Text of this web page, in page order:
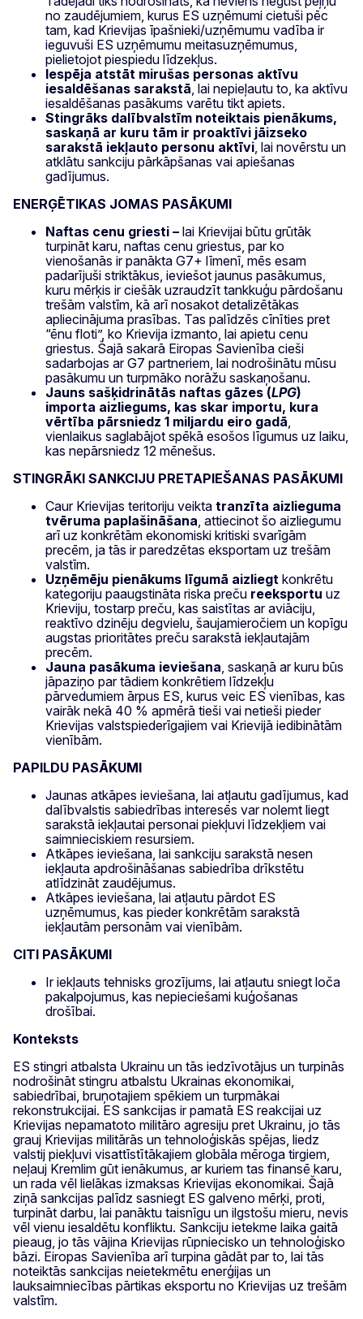
no zaudējumiem, kurus ES uzņēmumi cietuši pēc
tam, kad Krievijas īpašnieki/uzņēmumu vadība ir
ieguvuši ES uzņēmumu meitasuzņēmumus,
pielietojot piespiedu līdzekļus.
Iespēja atstāt mirušas personas aktīvu
iesaldēšanas sarakstā, lai nepieļautu to, ka aktīvu
iesaldēšanas pasākums varētu tikt apiets.
Stingrāks dalībvalstīm noteiktais pienākums,
saskaņā ar kuru tām ir proaktīvi jāizseko
sarakstā iekļauto personu aktīvi, lai novērstu un
atklātu sankciju pārkāpšanas vai apiešanas
gadījumus.
ENERĢĒTIKAS JOMAS PASĀKUMI
Naftas cenu griesti – lai Krievijai būtu grūtāk
turpināt karu, naftas cenu griestus, par ko
vienošanās ir panākta G7+ līmenī, mēs esam
padarījuši striktākus, ieviešot jaunus pasākumus,
kuru mērķis ir ciešāk uzraudzīt tankkuģu pārdošanu
trešām valstīm, kā arī nosakot detalizētākas
apliecinājuma prasības. Tas palīdzēs cīnīties pret
“ēnu floti”, ko Krievija izmanto, lai apietu cenu
griestus. Šajā sakarā Eiropas Savienība cieši
sadarbojas ar G7 partneriem, lai nodrošinātu mūsu
pasākumu un turpmāko norāžu saskaņošanu.
Jauns sašķidrinātās naftas gāzes (LPG)
importa aizliegums, kas skar importu, kura
vērtība pārsniedz 1 miljardu eiro gadā,
vienlaikus saglabājot spēkā esošos līgumus uz laiku,
kas nepārsniedz 12 mēnešus.
STINGRĀKI SANKCIJU PRETAPIEŠANAS PASĀKUMI
Caur Krievijas teritoriju veikta tranzīta aizlieguma
tvēruma paplašināšana, attiecinot šo aizliegumu
arī uz konkrētām ekonomiski kritiski svarīgām
precēm, ja tās ir paredzētas eksportam uz trešām
valstīm.
Uzņēmēju pienākums līgumā aizliegt konkrētu
kategoriju paaugstināta riska preču reeksportu uz
Krieviju, tostarp preču, kas saistītas ar aviāciju,
reaktīvo dzinēju degvielu, šaujamieročiem un kopīgu
augstas prioritātes preču sarakstā iekļautajām
precēm.
Jauna pasākuma ieviešana, saskaņā ar kuru būs
jāpaziņo par tādiem konkrētiem līdzekļu
pārvedumiem ārpus ES, kurus veic ES vienības, kas
vairāk nekā 40 % apmērā tieši vai netieši pieder
Krievijas valstspiederīgajiem vai Krievijā iedibinātām
vienībām.
PAPILDU PASĀKUMI
Jaunas atkāpes ieviešana, lai atļautu gadījumus, kad
dalībvalstis sabiedrības interesēs var nolemt liegt
sarakstā iekļautai personai piekļuvi līdzekļiem vai
saimnieciskiem resursiem.
Atkāpes ieviešana, lai sankciju sarakstā nesen
iekļauta apdrošināšanas sabiedrība drīkstētu
atlīdzināt zaudējumus.
Atkāpes ieviešana, lai atļautu pārdot ES
uzņēmumus, kas pieder konkrētām sarakstā
iekļautām personām vai vienībām.
CITI PASĀKUMI
Ir iekļauts tehnisks grozījums, lai atļautu sniegt loča
pakalpojumus, kas nepieciešami kuģošanas
drošībai.
Konteksts
ES stingri atbalsta Ukrainu un tās iedzīvotājus un turpinās
nodrošināt stingru atbalstu Ukrainas ekonomikai,
sabiedrībai, bruņotajiem spēkiem un turpmākai
rekonstrukcijai. ES sankcijas ir pamatā ES reakcijai uz
Krievijas nepamatoto militāro agresiju pret Ukrainu, jo tās
grauj Krievijas militārās un tehnoloģiskās spējas, liedz
valstij piekļuvi visattīstītākajiem globāla mēroga tirgiem,
neļauj Kremlim gūt ienākumus, ar kuriem tas finansē karu,
un rada vēl lielākas izmaksas Krievijas ekonomikai. Šajā
ziņā sankcijas palīdz sasniegt ES galveno mērķi, proti,
turpināt darbu, lai panāktu taisnīgu un ilgstošu mieru, nevis
vēl vienu iesaldētu konfliktu. Sankciju ietekme laika gaitā
pieaug, jo tās vājina Krievijas rūpniecisko un tehnoloģisko
bāzi. Eiropas Savienība arī turpina gādāt par to, lai tās
noteiktās sankcijas neietekmētu enerģijas un
lauksaimniecības pārtikas eksportu no Krievijas uz trešām
valstīm.